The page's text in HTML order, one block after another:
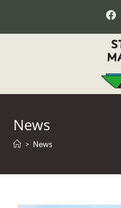
News
> News